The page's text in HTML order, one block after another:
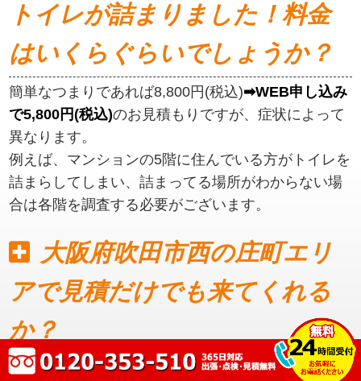
トイレが詰まりました！料金
はいくらぐらいでしょうか？
簡単なつまりであれば8,800円(税込)➡WEB申し込み
で5,800円(税込)のお見積もりですが、症状によって
異なります。
例えば、マンションの5階に住んでいる方がトイレを
詰まらしてしまい、詰まってる場所がわからない場
合は各階を調査する必要がございます。
大阪府吹田市西の庄町エリ
アで見積だけでも来てくれる
か？
見積もりだけでも可能です。